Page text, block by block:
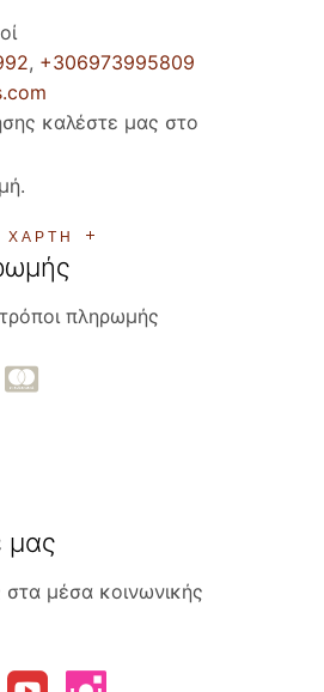
, +306973995809
καλέστε μας στο
ΧΆΡΤΗ
πληρωμής
μας
μέσα κοινωνικής